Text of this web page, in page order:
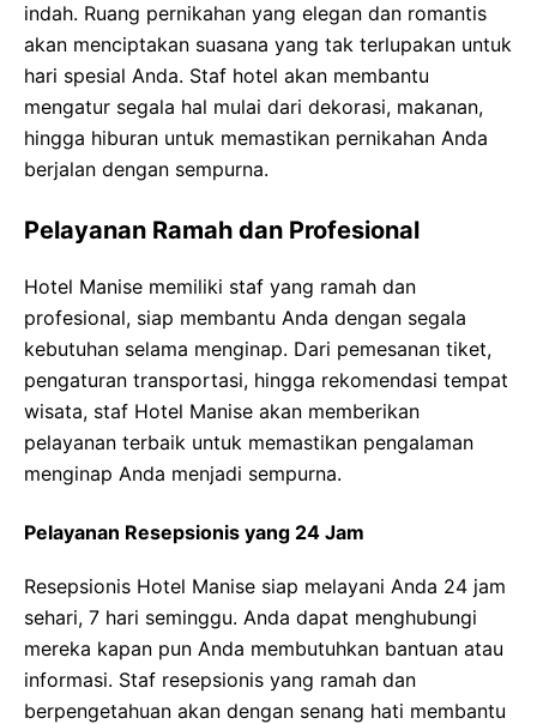
indah. Ruang pernikahan yang elegan dan romantis
akan menciptakan suasana yang tak terlupakan untuk
hari spesial Anda. Staf hotel akan membantu
mengatur segala hal mulai dari dekorasi, makanan,
hingga hiburan untuk memastikan pernikahan Anda
berjalan dengan sempurna.
Pelayanan Ramah dan Profesional
Hotel Manise memiliki staf yang ramah dan
profesional, siap membantu Anda dengan segala
kebutuhan selama menginap. Dari pemesanan tiket,
pengaturan transportasi, hingga rekomendasi tempat
wisata, staf Hotel Manise akan memberikan
pelayanan terbaik untuk memastikan pengalaman
menginap Anda menjadi sempurna.
Pelayanan Resepsionis yang 24 Jam
Resepsionis Hotel Manise siap melayani Anda 24 jam
sehari, 7 hari seminggu. Anda dapat menghubungi
mereka kapan pun Anda membutuhkan bantuan atau
informasi. Staf resepsionis yang ramah dan
berpengetahuan akan dengan senang hati membantu